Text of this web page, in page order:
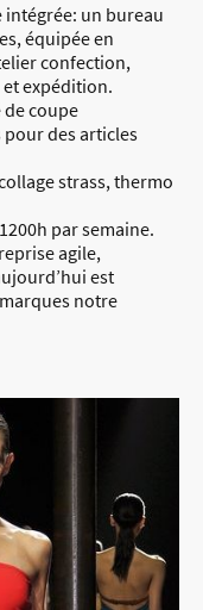
intégrée: un bureau
équipée en
confection,
expédition.
coupe
des articles
strass, thermo
par semaine.
agile,
est
notre